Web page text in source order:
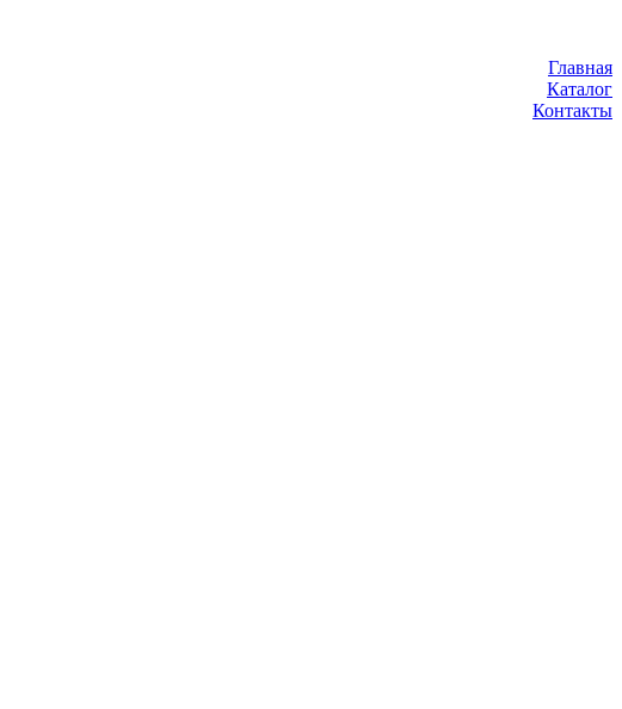
Главная
Каталог
Контакты